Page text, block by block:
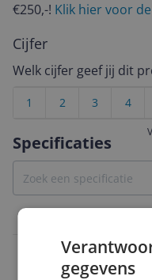
Specificaties
Aantal ethernet
€250,-! Klik hier voor
Cijfer
Welk cijfer geef jij dit
4
3
2
1
gegevens